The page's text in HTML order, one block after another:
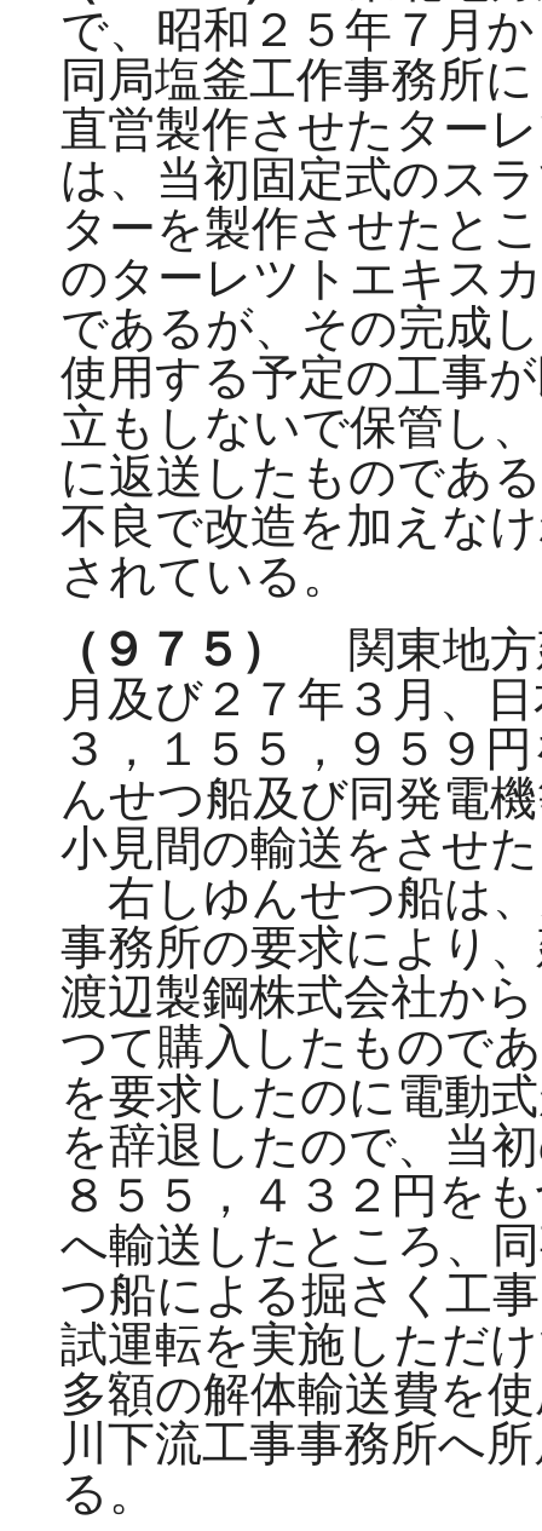
で、昭和２５年７月
同局塩釜工作事務所
直営製作させたター
は、当初固定式のス
ターを製作させたと
のターレツトエキス
であるが、その完成
使用する予定の工事
立もしないで保管し
に返送したものであ
不良で改造を加えな
されている。
（９７５）
関東地方
月及び２７年３月、
３，１５５，９５９
んせつ船及び同発電
小見間の輸送をさせ
右しゆんせつ船は
事務所の要求により
渡辺製鋼株式会社か
つて購入したもので
を要求したのに電動
を辞退したので、当
８５５，４３２円を
へ輸送したところ、
つ船による掘さく工
試運転を実施しただ
多額の解体輸送費を
川下流工事事務所へ
る。